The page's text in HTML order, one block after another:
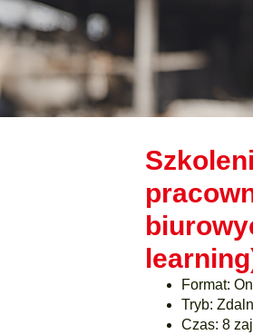
Format:
Tryb:
Czas: 8